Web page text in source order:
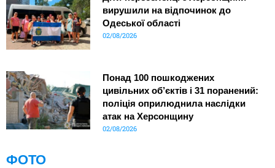
вирушили на відпочинок до
Одеської області
02/08/2026
Понад 100 пошкоджених
цивільних об’єктів і 31 поранений:
поліція оприлюднила наслідки
атак на Херсонщину
02/08/2026
ФОТО